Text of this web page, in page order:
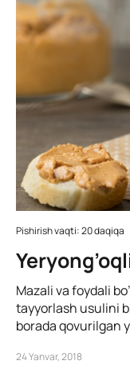
Pishirish vaqti: 20 daqiqa
Mazali va foydali
tayyorlash usulini
borada qovurilgan
24 Yanvar, 2018